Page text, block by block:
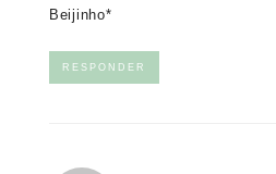
Beijinho*
RESPONDER